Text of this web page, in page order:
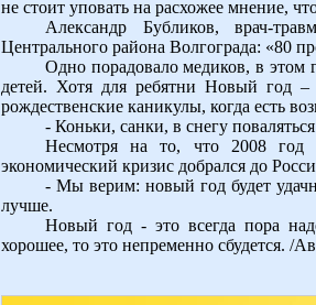
не стоит уповать на расхожее мнение,
Александр Бубликов, врач-
Центрального района Волгограда: «80
Одно порадовало медиков, в этом
детей. Хотя для ребятни Новый год
рождественские каникулы, когда есть
- Коньки, санки, в снегу
Несмотря на то, что 2008 год
экономический кризис добрался до
- Мы верим: новый год будет
лучше.
Новый год - это всегда пора
хорошее, то это непременно сбудется. /